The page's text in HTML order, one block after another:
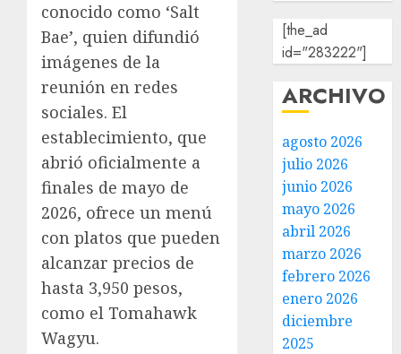
conocido como ‘Salt
Bae’, quien difundió
imágenes de la
reunión en redes
sociales. El
establecimiento, que
abrió oficialmente a
finales de mayo de
2026, ofrece un menú
con platos que pueden
alcanzar precios de
hasta 3,950 pesos,
como el Tomahawk
Wagyu.
[the_ad
id="283222"]
ARCHIVO
agosto 2026
julio 2026
junio 2026
mayo 2026
abril 2026
marzo 2026
febrero 2026
enero 2026
diciembre
2025